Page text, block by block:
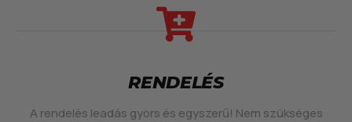
RENDELÉS
A rendelés leadás gyors és egyszerű! Nem szükséges